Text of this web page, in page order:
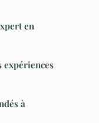
en
expériences
à